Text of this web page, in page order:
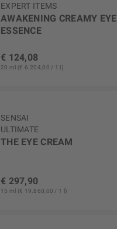
EXPERT ITEMS
AWAKENING CREAMY EYE
ESSENCE
€ 124,08
20 ml (€ 6.204,00 / 1 l)
SENSAI
ULTIMATE
THE EYE CREAM
€ 297,90
15 ml (€ 19.860,00 / 1 l)